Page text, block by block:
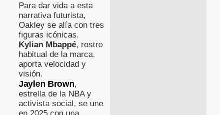
Para dar vida a esta
narrativa futurista,
Oakley se alía con tres
figuras icónicas.
Kylian Mbappé, rostro
habitual de la marca,
aporta velocidad y
visión.
Jaylen Brown,
estrella de la NBA y
activista social, se une